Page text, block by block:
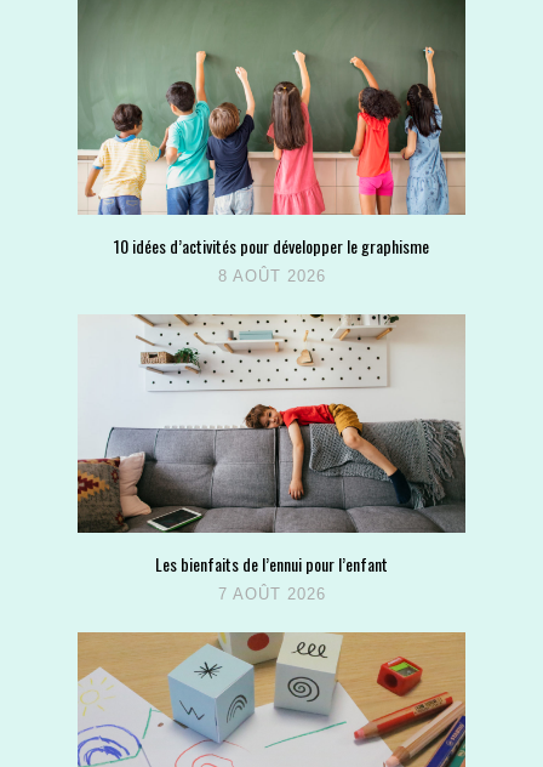
10 idées d’activités pour développer le graphisme
8 AOÛT 2026
Les bienfaits de l’ennui pour l’enfant
7 AOÛT 2026